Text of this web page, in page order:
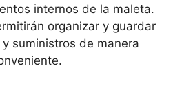
internos de la maleta.
organizar y guardar
suministros de manera